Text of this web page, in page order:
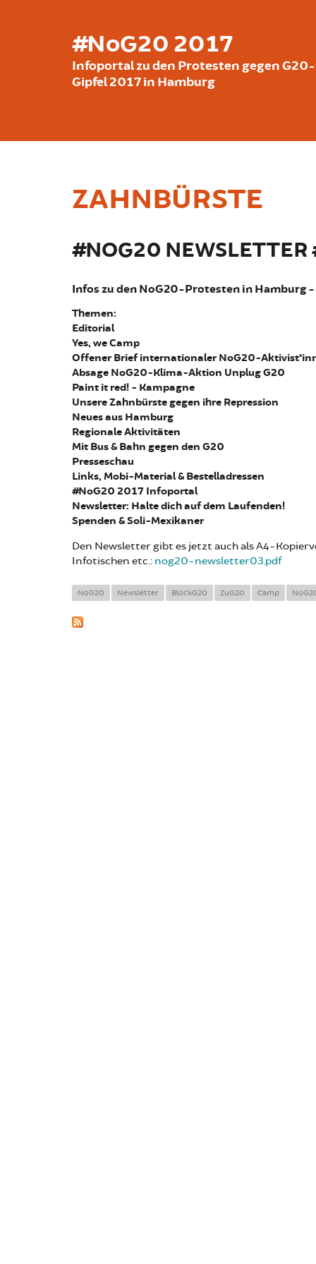
#NoG20 2017
Infoportal zu den Protesten gegen G20-
Gipfel 2017 in Hamburg
ZAHNBÜRSTE
#NOG20
Infos zu den NoG20-Protesten in Hamburg
Themen:
Editorial
Yes, we Camp
Offener Brief internationaler NoG20-
Absage NoG20-Klima-Aktion Unplug G20
Paint it red! - Kampagne
Unsere Zahnbürste gegen ihre Repression
Neues aus Hamburg
Regionale Aktivitäten
Mit Bus & Bahn gegen den G20
Presseschau
Links, Mobi-Material & Bestelladressen
#NoG20 2017 Infoportal
Newsletter: Halte dich auf dem Laufenden!
Spenden & Soli-Mexikaner
Den Newsletter gibt es jetzt auch als A4-
Infotischen etc.: nog20-newsletter03.pdf
NoG20 Newsletter BlockG20 ZuG20 Camp